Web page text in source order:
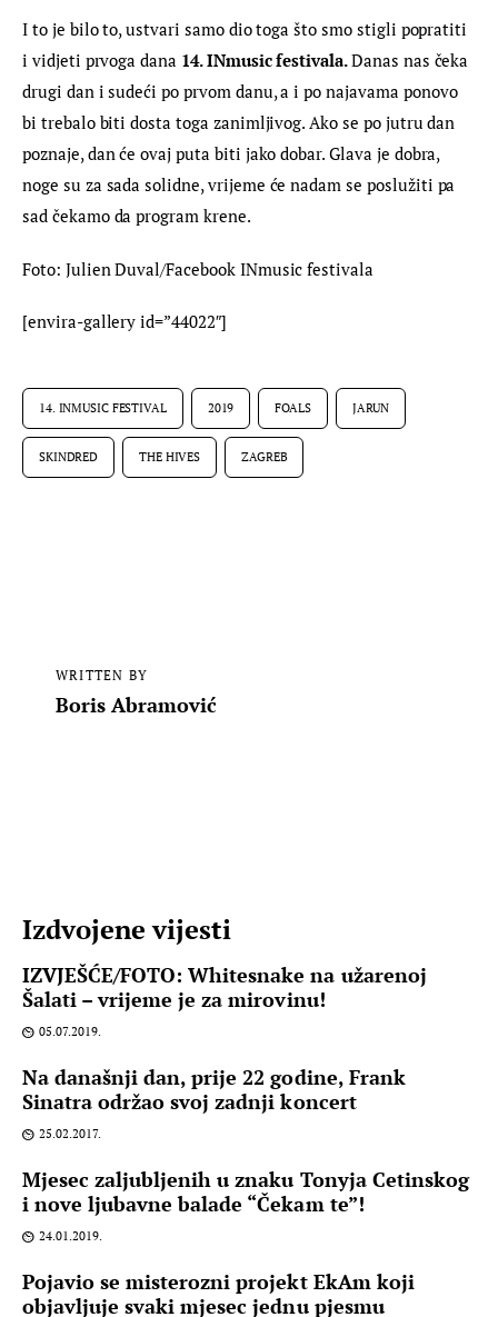
I to je bilo to, ustvari samo dio toga što smo stigli popratiti
i vidjeti prvoga dana 14. INmusic festivala. Danas nas čeka
drugi dan i sudeći po prvom danu, a i po najavama ponovo
bi trebalo biti dosta toga zanimljivog. Ako se po jutru dan
poznaje, dan će ovaj puta biti jako dobar. Glava je dobra,
noge su za sada solidne, vrijeme će nadam se poslužiti pa
sad čekamo da program krene.
Foto: Julien Duval/Facebook INmusic festivala
[envira-gallery id=”44022″]
14. INMUSIC FESTIVAL 2019 FOALS JARUN
SKINDRED THE HIVES ZAGREB
WRITTEN BY
Boris Abramović
Izdvojene vijesti
IZVJEŠĆE/FOTO: Whitesnake na užarenoj
Šalati – vrijeme je za mirovinu!
05.07.2019.
Na današnji dan, prije 22 godine, Frank
Sinatra održao svoj zadnji koncert
25.02.2017.
Mjesec zaljubljenih u znaku Tonyja Cetinskog
i nove ljubavne balade “Čekam te”!
24.01.2019.
Pojavio se misterozni projekt EkAm koji
objavljuje svaki mjesec jednu pjesmu